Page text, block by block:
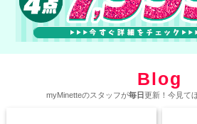
Blog
myMinetteのスタッフが毎日更新！今見て